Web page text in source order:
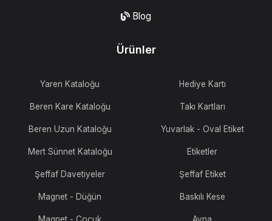
Blog
Ürünler
Yaren Kataloğu
Beren Kare Kataloğu
Beren Uzun Kataloğu
Mert Sünnet Kataloğu
Şeffaf Davetiyeler
Magnet - Düğün
Hediye Kartı
Takı Kartları
Yuvarlak - Oval Etiket
Etiketler
Şeffaf Etiket
Baskılı Kese